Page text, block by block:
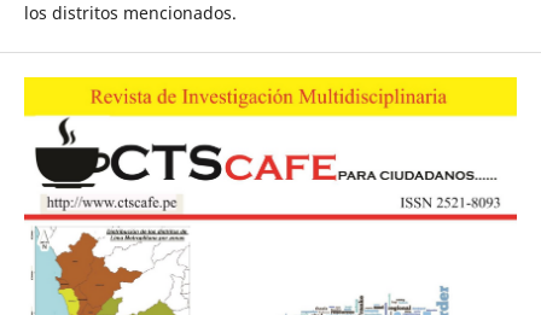
los distritos mencionados.